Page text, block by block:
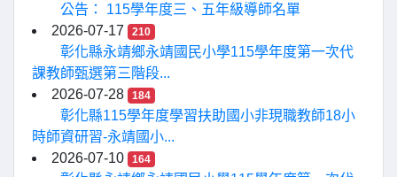
公告： 115學年度三、五年級導師名單
2026-07-17
210
彰化縣永靖鄉永靖國民小學115學年度第一次代
課教師甄選第三階段...
2026-07-28
184
彰化縣115學年度學習扶助國小非現職教師18小
時師資研習-永靖國小...
2026-07-10
164